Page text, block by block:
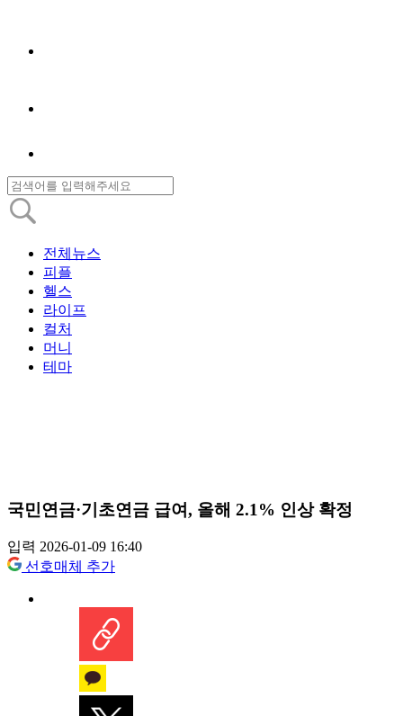
전체뉴스
피플
헬스
라이프
컬처
머니
테마
국민연금·기초연금 급여, 올해 2.1% 인상 확정
입력 2026-01-09 16:40
선호매체 추가